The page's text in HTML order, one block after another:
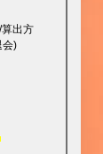
出方
会)